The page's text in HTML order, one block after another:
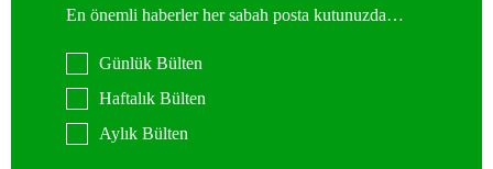
En önemli haberler her sabah posta kutunuzda…
Günlük Bülten
Haftalık Bülten
Aylık Bülten